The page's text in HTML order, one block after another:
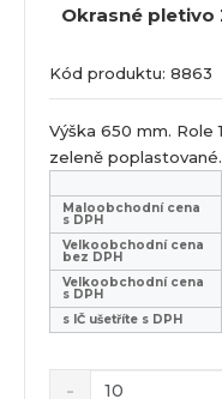
Okrasné pletivo
Kód produktu: 8863
Výška 650 mm.
zeleně
Maloobchodní cena
s DPH
Velkoobchodní cena
bez DPH
Velkoobchodní cena
s DPH
s IČ ušetříte s DPH